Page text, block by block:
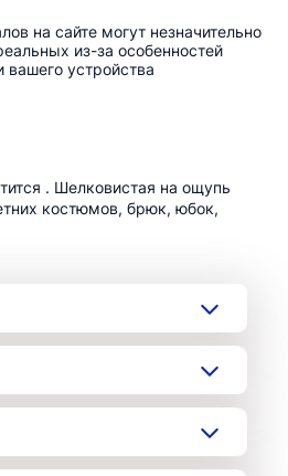
на сайте могут незначительно
из-за особенностей
вашего устройства
. Шелковистая на ощупь
костюмов, брюк, юбок,